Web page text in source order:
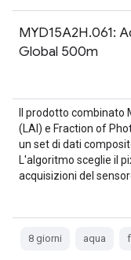
MYD15A2H.061:
Global 500m
Il prodotto combinato
(LAI) e Fraction of
un set di dati
L'algoritmo sceglie il
acquisizioni del
8 giorni aqua